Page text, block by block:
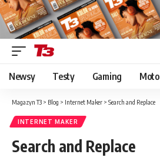
Newsy Testy Gaming Moto
Magazyn T3 > Blog > Internet Maker > Search and Replace
INTERNET MAKER
Search and Replace